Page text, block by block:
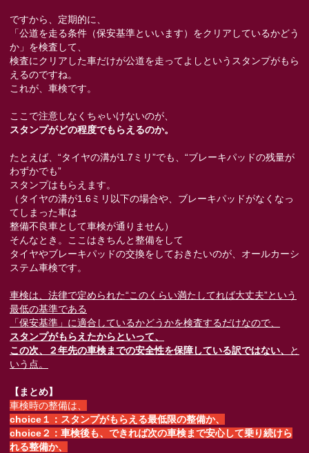
ですから、定期的に、
「公道を走る条件（保安基準といいます）をクリアしているかどう
か」を検査して、
検査にクリアした車だけが公道を走ってよしというスタンプがもら
えるのですね。
これが、車検です。
ここで注意しなくちゃいけないのが、
スタンプがどの程度でもらえるのか。
たとえば、“タイヤの溝が1.7ミリ”でも、“ブレーキパッドの残量が
わずかでも”
スタンプはもらえます。
（タイヤの溝が1.6ミリ以下の場合や、ブレーキパッドがなくなっ
てしまった車は
整備不良車として車検が通りません）
そんなとき。ここはきちんと整備をして
タイヤやブレーキパッドの交換をしておきたいのが、オールカーシ
ステム車検です。
車検は、法律で定められた“このくらい満たしてれば大丈夫”という
最低の基準である
「保安基準」に適合しているかどうかを検査するだけなので、
スタンプがもらえたからといって、
この次、２年先の車検までの安全性を保障している訳ではない、
と
いう点。
【まとめ】
車検時の整備は、
choice１：スタンプがもらえる最低限の整備か、
choice２：車検後も、できれば次の車検まで安心して乗り続けら
れる整備か、